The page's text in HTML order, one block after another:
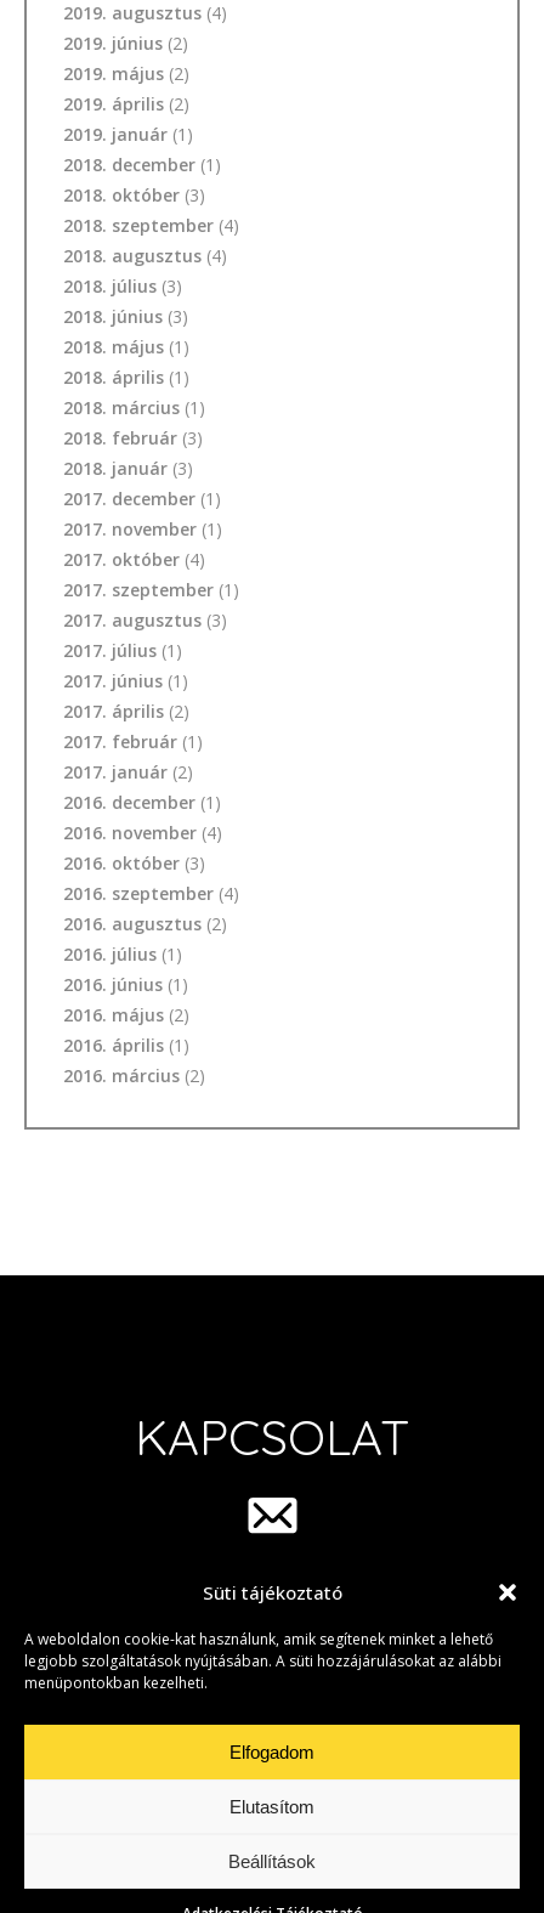
Süti tájékoztató
A weboldalon cookie-kat használunk, amik segítenek minket a lehető
legjobb szolgáltatások nyújtásában. A süti hozzájárulásokat az alábbi
menüpontokban kezelheti.
Elfogadom
Elutasítom
Beállítások
2019. augusztus (4)
2019. június (2)
2019. május (2)
2019. április (2)
2019. január (1)
2018. december (1)
2018. október (3)
2018. szeptember (4)
2018. augusztus (4)
2018. július (3)
2018. június (3)
2018. május (1)
2018. április (1)
2018. március (1)
2018. február (3)
2018. január (3)
2017. december (1)
2017. november (1)
2017. október (4)
2017. szeptember (1)
2017. augusztus (3)
2017. július (1)
2017. június (1)
2017. április (2)
2017. február (1)
2017. január (2)
2016. december (1)
2016. november (4)
2016. október (3)
2016. szeptember (4)
2016. augusztus (2)
2016. július (1)
2016. június (1)
2016. május (2)
2016. április (1)
2016. március (2)
KAPCSOLAT
info@group42.hu
42
Created by